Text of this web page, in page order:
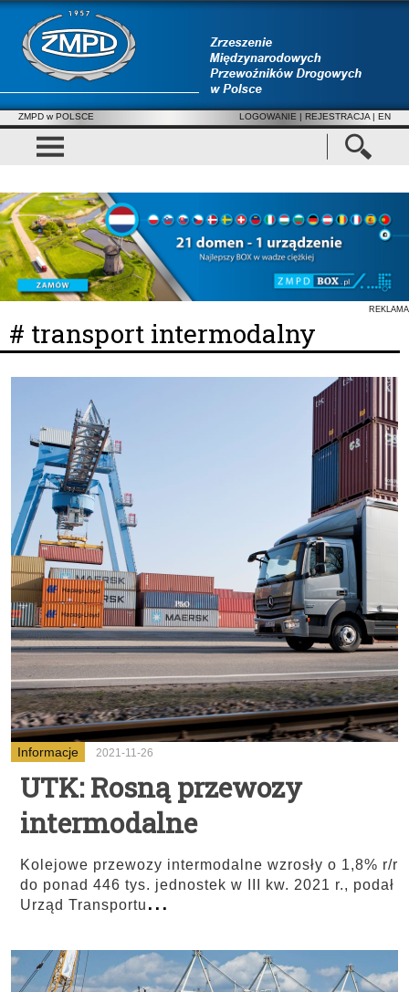
ZMPD w POLSCE LOGOWANIE | REJESTRACJA | EN
REKLAMA
# transport intermodalny
Informacje 2021-11-26
UTK: Rosną przewozy
intermodalne
Kolejowe przewozy intermodalne wzrosły o 1,8% r/r
do ponad 446 tys. jednostek w III kw. 2021 r., podał
Urząd Transportu...